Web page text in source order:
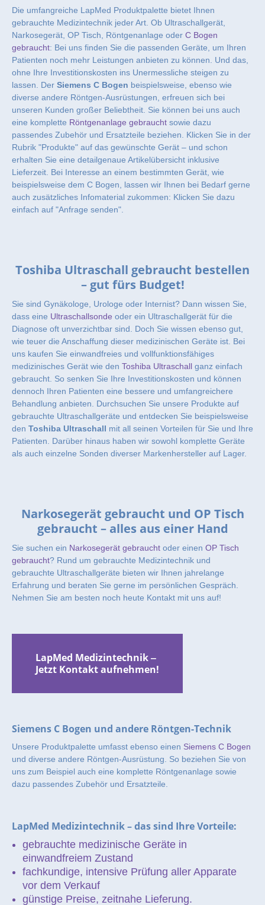
Die umfangreiche LapMed Produktpalette bietet Ihnen
gebrauchte Medizintechnik jeder Art. Ob Ultraschallgerät,
Narkosegerät, OP Tisch, Röntgenanlage oder C Bogen
gebraucht: Bei uns finden Sie die passenden Geräte, um Ihren
Patienten noch mehr Leistungen anbieten zu können. Und das,
ohne Ihre Investitionskosten ins Unermessliche steigen zu
lassen. Der Siemens C Bogen beispielsweise, ebenso wie
diverse andere Röntgen-Ausrüstungen, erfreuen sich bei
unseren Kunden großer Beliebtheit. Sie können bei uns auch
eine komplette Röntgenanlage gebraucht sowie dazu
passendes Zubehör und Ersatzteile beziehen. Klicken Sie in der
Rubrik "Produkte" auf das gewünschte Gerät – und schon
erhalten Sie eine detailgenaue Artikelübersicht inklusive
Lieferzeit. Bei Interesse an einem bestimmten Gerät, wie
beispielsweise dem C Bogen, lassen wir Ihnen bei Bedarf gerne
auch zusätzliches Infomaterial zukommen: Klicken Sie dazu
einfach auf "Anfrage senden".
Toshiba Ultraschall gebraucht bestellen
– gut fürs Budget!
Sie sind Gynäkologe, Urologe oder Internist? Dann wissen Sie,
dass eine Ultraschallsonde oder ein Ultraschallgerät für die
Diagnose oft unverzichtbar sind. Doch Sie wissen ebenso gut,
wie teuer die Anschaffung dieser medizinischen Geräte ist. Bei
uns kaufen Sie einwandfreies und vollfunktionsfähiges
medizinisches Gerät wie den Toshiba Ultraschall ganz einfach
gebraucht. So senken Sie Ihre Investitionskosten und können
dennoch Ihren Patienten eine bessere und umfangreichere
Behandlung anbieten. Durchsuchen Sie unsere Produkte auf
gebrauchte Ultraschallgeräte und entdecken Sie beispielsweise
den Toshiba Ultraschall mit all seinen Vorteilen für Sie und Ihre
Patienten. Darüber hinaus haben wir sowohl komplette Geräte
als auch einzelne Sonden diverser Markenhersteller auf Lager.
Narkosegerät gebraucht und OP Tisch
gebraucht – alles aus einer Hand
Sie suchen ein Narkosegerät gebraucht oder einen OP Tisch
gebraucht? Rund um gebrauchte Medizintechnik und
gebrauchte Ultraschallgeräte bieten wir Ihnen jahrelange
Erfahrung und beraten Sie gerne im persönlichen Gespräch.
Nehmen Sie am besten noch heute Kontakt mit uns auf!
LapMed Medizintechnik ‒
Jetzt Kontakt aufnehmen!
Siemens C Bogen und andere Röntgen-Technik
Unsere Produktpalette umfasst ebenso einen Siemens C Bogen
und diverse andere Röntgen-Ausrüstung. So beziehen Sie von
uns zum Beispiel auch eine komplette Röntgenanlage sowie
dazu passendes Zubehör und Ersatzteile.
LapMed Medizintechnik – das sind Ihre Vorteile:
gebrauchte medizinische Geräte in
einwandfreiem Zustand
fachkundige, intensive Prüfung aller Apparate
vor dem Verkauf
günstige Preise, zeitnahe Lieferung.